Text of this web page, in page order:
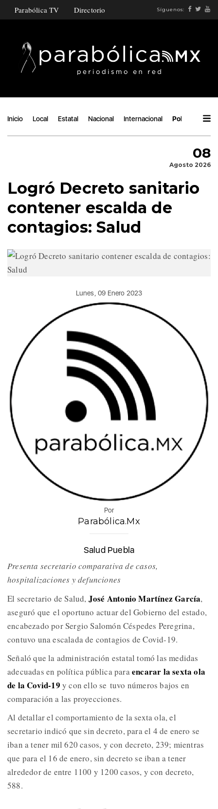
Parabólica TV Directorio Síguenos:
Inicio Local Estatal Nacional Internacional Política
08
Agosto 2026
Logró Decreto sanitario
contener escalda de
contagios: Salud
Lunes, 09 Enero 2023
Por
Parabólica.Mx
Salud Puebla
Presenta secretario comparativa de casos,
hospitalizaciones y defunciones
El secretario de Salud, José Antonio Martínez García,
aseguró que el oportuno actuar del Gobierno del estado,
encabezado por Sergio Salomón Céspedes Peregrina,
contuvo una escalada de contagios de Covid-19.
Señaló que la administración estatal tomó las medidas
adecuadas en política pública paraencarar la sexta ola
de la Covid-19 y con ello se tuvo números bajos en
comparación a las proyecciones.
Al detallar el comportamiento de la sexta ola, el
secretario indicó que sin decreto, para el 4 de enero se
iban a tener mil 620 casos, y con decreto, 239; mientras
que para el 16 de enero, sin decreto se iban a tener
alrededor de entre 1100 y 1200 casos, y con decreto,
588.